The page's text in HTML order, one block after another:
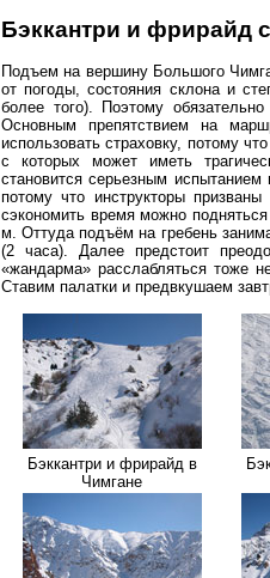
Бэккантри и фрирайд
Подъем на вершину Большого
от погоды, состояния склона и
более того). Поэтому
Основным препятствием на
использовать страховку, потому
с которых может иметь
становится серьезным
потому что инструкторы
сэкономить время можно
м. Оттуда подъём на гребень
(2 часа). Далее предстоит
«жандарма» расслабляться тоже
Ставим палатки и предвкушаем
Бэккантри и фрирайд в
Чимгане